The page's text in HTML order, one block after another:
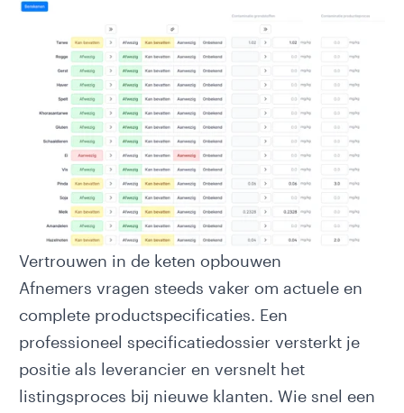
Vertrouwen in de keten opbouwen
Afnemers vragen steeds vaker om actuele en
complete productspecificaties. Een
professioneel specificatiedossier versterkt je
positie als leverancier en versnelt het
listingsproces bij nieuwe klanten. Wie snel een